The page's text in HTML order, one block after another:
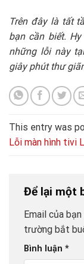
Trên đây là tất
bạn cần biết.
những lỗi này
giây phút thư
This entry was
Lỗi màn hình tivi
Để lại một
Email của
trường bắt
Bình luận *